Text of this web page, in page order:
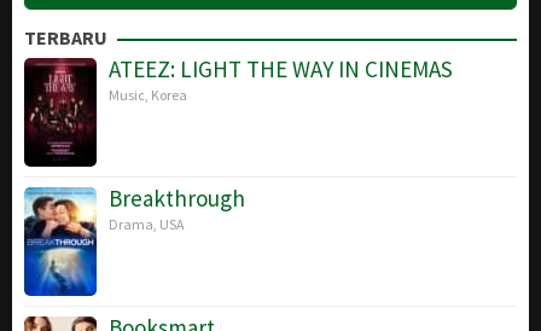
TERBARU
ATEEZ: LIGHT THE WAY IN CINEMAS
Music Korea
Breakthrough
Drama USA